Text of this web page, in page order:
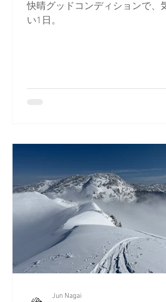
快晴グッドコンディションで、
い1日。
Jun Nagai